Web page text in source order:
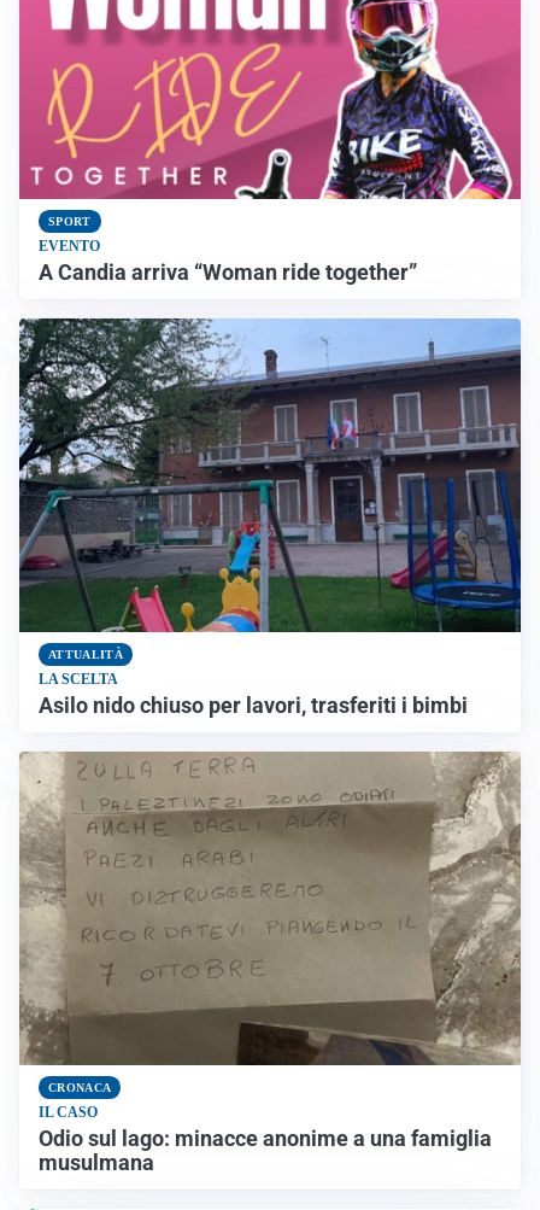
SPORT
EVENTO
A Candia arriva “Woman ride together”
ATTUALITÀ
LA SCELTA
Asilo nido chiuso per lavori, trasferiti i bimbi
CRONACA
IL CASO
Odio sul lago: minacce anonime a una famiglia
musulmana